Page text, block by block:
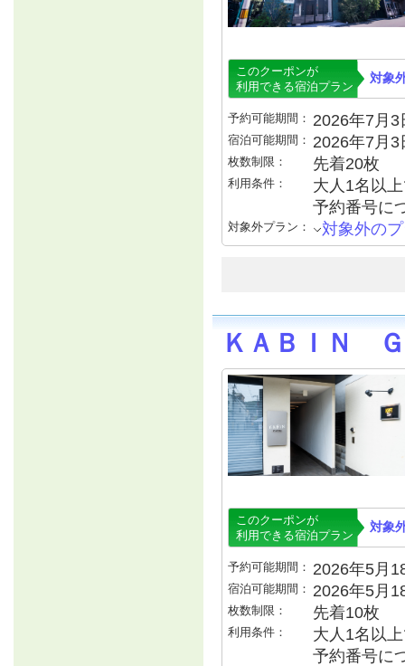
このクーポンが
利用できる宿泊プラン
対象
予約可能期間： 2026年7月
宿泊可能期間： 2026年7月
枚数制限： 先着20枚
利用条件：
大人1名以
予約番号に
対象外プラン： 対象外の
ＫＡＢＩＮ
このクーポンが
利用できる宿泊プラン
対象
予約可能期間： 2026年5月
宿泊可能期間： 2026年5月
枚数制限： 先着10枚
利用条件：
大人1名以
予約番号に